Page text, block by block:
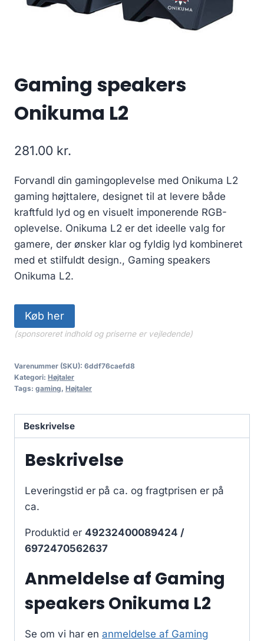
Gaming speakers
Onikuma L2
281.00 kr.
Forvandl din gamingoplevelse med Onikuma L2
gaming højttalere, designet til at levere både
kraftfuld lyd og en visuelt imponerende RGB-
oplevelse. Onikuma L2 er det ideelle valg for
gamere, der ønsker klar og fyldig lyd kombineret
med et stilfuldt design., Gaming speakers
Onikuma L2.
Køb her
(sponsoreret indhold og priserne er vejledende)
Varenummer (SKU): 6ddf76caefd8
Kategori: Højtaler
Tags: gaming, Højtaler
Beskrivelse
Beskrivelse
Leveringstid er på ca. og fragtprisen er på
ca.
Produktid er 49232400089424 /
6972470562637
Anmeldelse af Gaming
speakers Onikuma L2
Se om vi har en anmeldelse af Gaming